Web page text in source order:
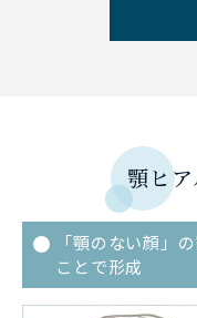
顎ヒ
「顎のない顔」
ことで形成